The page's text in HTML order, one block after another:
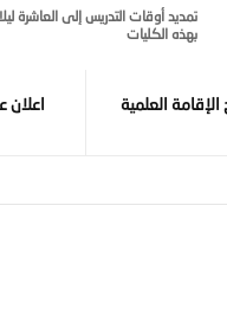
تمديد أوقات التدريس إلى العاشرة
بهذه الكليات
العلمية
اعلان